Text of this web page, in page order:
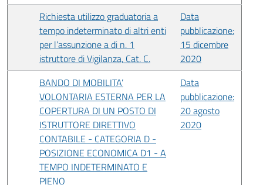
Richiesta utilizzo graduatoria a
tempo indeterminato di altri enti
per l’assunzione a di n. 1
istruttore di Vigilanza, Cat. C.
Data
pubblicazione:
15 dicembre
2020
BANDO DI MOBILITA’
VOLONTARIA ESTERNA PER LA
COPERTURA DI UN POSTO DI
ISTRUTTORE DIRETTIVO
CONTABILE - CATEGORIA D -
POSIZIONE ECONOMICA D1 - A
TEMPO INDETERMINATO E
PIENO
Data
pubblicazione:
20 agosto
2020